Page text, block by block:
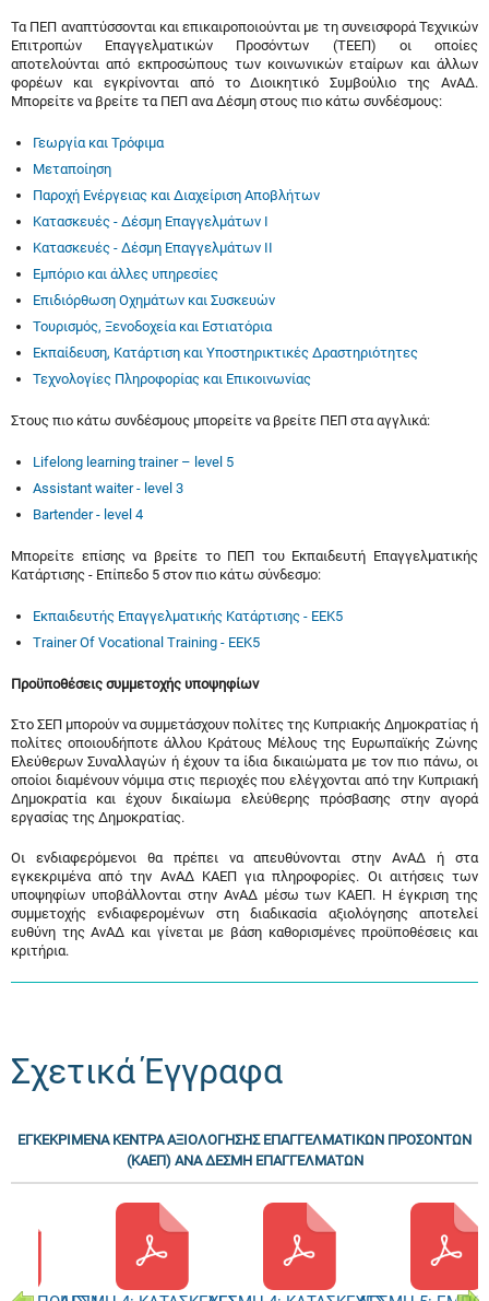
Τα ΠΕΠ αναπτύσσονται και επικαιροποιούνται με τη συνεισφορά Τεχνικών
Επιτροπών Επαγγελματικών Προσόντων (ΤΕΕΠ) οι οποίες
αποτελούνται από εκπροσώπους των κοινωνικών εταίρων και άλλων
φορέων και εγκρίνονται από το Διοικητικό Συμβούλιο της ΑνΑΔ.
Μπορείτε να βρείτε τα ΠΕΠ ανα Δέσμη στους πιο κάτω συνδέσμους:
Γεωργία και Τρόφιμα
Μεταποίηση
Παροχή Ενέργειας και Διαχείριση Αποβλήτων
Κατασκευές - Δέσμη Επαγγελμάτων Ι
Κατασκευές - Δέσμη Επαγγελμάτων ΙΙ
Εμπόριο και άλλες υπηρεσίες
Επιδιόρθωση Οχημάτων και Συσκευών
Τουρισμός, Ξενοδοχεία και Εστιατόρια
Εκπαίδευση, Κατάρτιση και Υποστηρικτικές Δραστηριότητες
Τεχνολογίες Πληροφορίας και Επικοινωνίας
Στους πιο κάτω συνδέσμους μπορείτε να βρείτε ΠΕΠ στα αγγλικά:
Lifelong learning trainer – level 5
Assistant waiter - level 3
Bartender - level 4
Μπορείτε επίσης να βρείτε το ΠΕΠ του Εκπαιδευτή Επαγγελματικής
Κατάρτισης - Επίπεδο 5 στον πιο κάτω σύνδεσμο:
Εκπαιδευτής Επαγγελματικής Κατάρτισης - ΕΕΚ5
Trainer Of Vocational Training - EEK5
Προϋποθέσεις συμμετοχής υποψηφίων
Στο ΣΕΠ μπορούν να συμμετάσχουν πολίτες της Κυπριακής Δημοκρατίας ή
πολίτες οποιουδήποτε άλλου Κράτους Μέλους της Ευρωπαϊκής Ζώνης
Ελεύθερων Συναλλαγών ή έχουν τα ίδια δικαιώματα με τον πιο πάνω, οι
οποίοι διαμένουν νόμιμα στις περιοχές που ελέγχονται από την Κυπριακή
Δημοκρατία και έχουν δικαίωμα ελεύθερης πρόσβασης στην αγορά
εργασίας της Δημοκρατίας.
Οι ενδιαφερόμενοι θα πρέπει να απευθύνονται στην ΑνΑΔ ή στα
εγκεκριμένα από την ΑνΑΔ ΚΑΕΠ για πληροφορίες. Οι αιτήσεις των
υποψηφίων υποβάλλονται στην ΑνΑΔ μέσω των ΚΑΕΠ. Η έγκριση της
συμμετοχής ενδιαφερομένων στη διαδικασία αξιολόγησης αποτελεί
ευθύνη της ΑνΑΔ και γίνεται με βάση καθορισμένες προϋποθέσεις και
κριτήρια.
Σχετικά Έγγραφα
ΕΓΚΕΚΡΙΜΕΝΑ ΚΕΝΤΡΑ ΑΞΙΟΛΟΓΗΣΗΣ ΕΠΑΓΓΕΛΜΑΤΙΚΩΝ ΠΡΟΣΟΝΤΩΝ
(ΚΑΕΠ) ΑΝΑ ΔΕΣΜΗ ΕΠΑΓΓΕΛΜΑΤΩΝ